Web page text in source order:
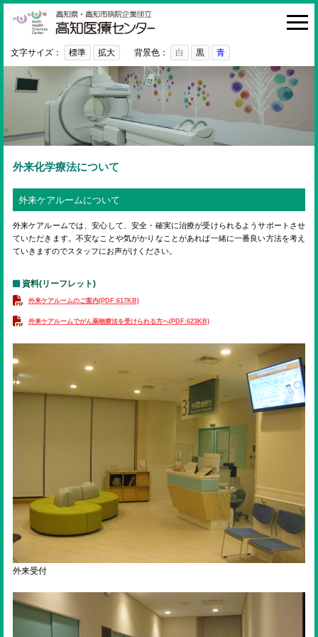
HOME
診療科・部門
外来
入院・お見舞い
病院紹介
医療関係者の方へ
利用ガイド
採用情報
ENGLISH
検索
文字サイズ： 標準 拡大 背景色： 白 黒 青
外来化学療法について
外来ケアルームについて
外来ケアルームでは、安心して、安全・確実に治療が受けられるようサポートさせ
ていただきます。不安なことや気がかりなことがあれば一緒に一番良い方法を考え
ていきますのでスタッフにお声がけください。
資料(リーフレット)
外来ケアルームのご案内(PDF:617KB)
外来ケアルームでがん薬物療法を受けられる方へ(PDF:623KB)
外来受付